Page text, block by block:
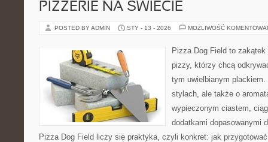
PIZZERIE NA ŚWIECIE
POSTED BY ADMIN STY - 13 - 2026 MOŻLIWOŚĆ
Pizza Dog Field to zakątek
pizzy, którzy chcą
tym uwielbianym
stylach, ale także o
wypieczonym ciastem,
dodatkami dopasowanymi
Pizza Dog Field liczy się praktyka, czyli konkret: jak